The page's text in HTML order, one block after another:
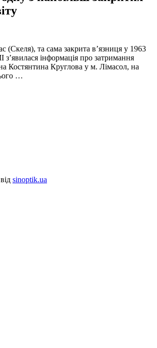
(Скеля), та сама закрита в’язниця у 1963
інформація про затримання
Костянтина Круглова у м. Лімасол, на
…
sinoptik.ua